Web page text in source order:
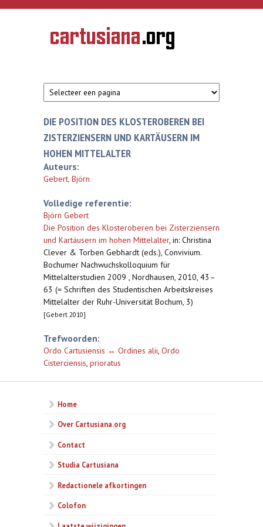
Overslaan en naar de inhoud gaan
CARTUSIANA
Geschiedenis
van de
DIE POSITION DES KLOSTEROBEREN BEI
ZISTERZIENSERN UND KARTÄUSERN IM
HOHEN MITTELALTER
Auteurs:
Gebert, Björn
Volledige referentie:
Björn Gebert
Die Position des Klosteroberen bei Zisterziensern
und Kartäusern im hohen Mittelalter, in: Christina
Clever & Torben Gebhardt (eds.), Convivium.
Bochumer Nachwuchskolloquium für
Mittelalterstudien 2009 , Nordhausen, 2010, 43–
63 (= Schriften des Studentischen Arbeitskreises
Mittelalter der Ruhr-Universität Bochum, 3)
[Gebert 2010]
Trefwoorden:
Ordo Cartusiensis ↔ Ordines alii, Ordo
Cisterciensis, prioratus
Home
Over Cartusiana.org
Contact
Studia Cartusiana
Redactionele afkortingen
Colofon